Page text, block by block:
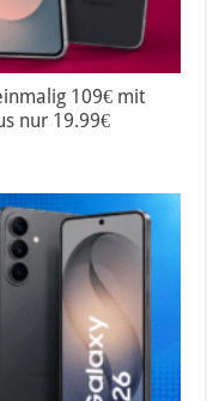
109€ mit
nur 19.99€